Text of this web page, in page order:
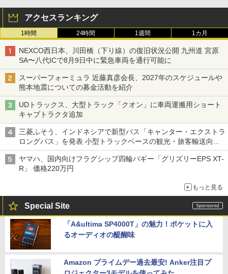
アクセスランキング
1時間 24時間 1週間 1カ月
NEXCO西日本、川田橋（下り線）の復旧状況公開 九州道 宮原
SA〜八代ICで8月9日中に緊急車両を通行可能に
スーパーフォーミュラ 近藤真彦会長、2027年のスケジュールや
熊本地震についての募金活動を紹介
UDトラックス、大型トラック「クオン」に車両運搬用ショート
キャブトラクタ追加
三菱ふそう、インドネシアで新型バス「キャンター・エクストラ
ロングバス」を発表 小型トラックベースの観光・旅客輸送向け
バス
ヤマハ、国内向けフラグシップ四輪バギー「グリズリーEPS XT-
R」 価格220万円
もっと見る
Special Site
「A&ultima SP4000T」の魅力！ポケットに入
るオーディオの醍醐味
Amazon プライムデー過去最安! Anker注目プ